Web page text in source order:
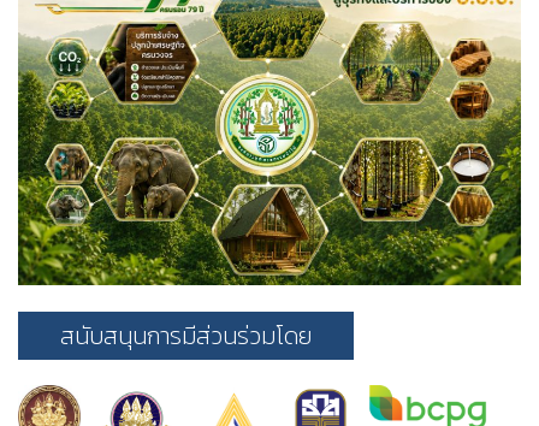
สนับสนุนการมีส่วนร่วมโดย